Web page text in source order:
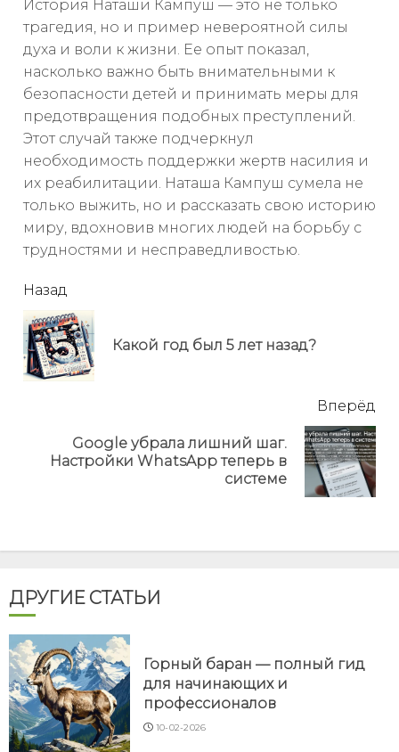
История Наташи Кампуш — это не только
трагедия, но и пример невероятной силы
духа и воли к жизни. Ее опыт показал,
насколько важно быть внимательными к
безопасности детей и принимать меры для
предотвращения подобных преступлений.
Этот случай также подчеркнул
необходимость поддержки жертв насилия и
их реабилитации. Наташа Кампуш сумела не
только выжить, но и рассказать свою историю
миру, вдохновив многих людей на борьбу с
трудностями и несправедливостью.
читать
еще
Назад
Какой год был 5 лет назад?
Вперёд
Next
Google убрала лишний шаг.
Настройки WhatsApp теперь в
системе
ДРУГИЕ СТАТЬИ
Горный баран — полный гид
для начинающих и
профессионалов
10-02-2026